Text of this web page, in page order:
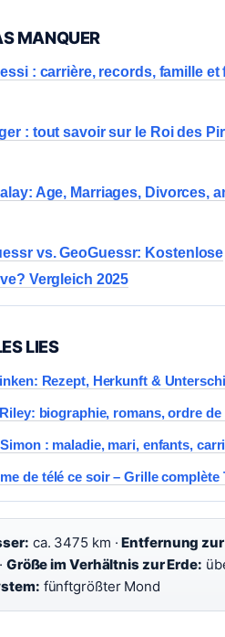
MANQUER
: carrière, records, famille et
: tout savoir sur le Roi des
Age, Marriages, Divorces,
vs. GeoGuessr: Kostenlose
Vergleich 2025
LIES
Rezept, Herkunft &
biographie, romans, ordre
: maladie, mari, enfants,
de télé ce soir – Grille complète
ca. 3475 km ·Entfernung zur
Größe im Verhältnis zur Erde:
fünftgrößter Mond